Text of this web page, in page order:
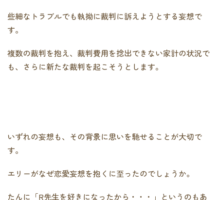
些細なトラブルでも執拗に裁判に訴えようとする妄想で
す。
複数の裁判を抱え、裁判費用を捻出できない家計の状況で
も、さらに新たな裁判を起こそうとします。
いずれの妄想も、その背景に思いを馳せることが大切で
す。
エリーがなぜ恋愛妄想を抱くに至ったのでしょうか。
たんに「R先生を好きになったから・・・」というのもあ